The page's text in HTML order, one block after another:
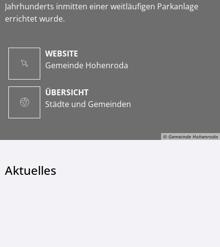
© Gemeinde Hohenroda
Jahrhunderts inmitten einer weitläufigen Parkanlage
errichtet wurde.
WEBSITE
Gemeinde Hohenroda
ÜBERSICHT
Städte und Gemeinden
Aktuelles